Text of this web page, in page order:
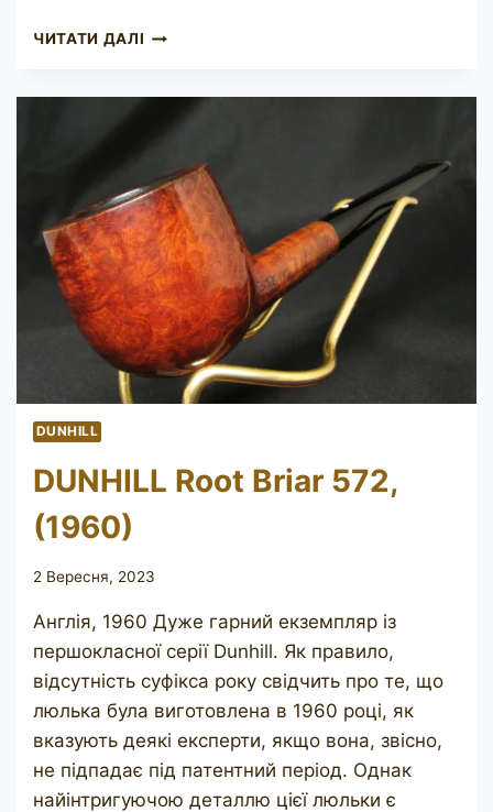
ЧИТАТИ ДАЛІ CHARATAN’S
56
DUNHILL
DUNHILL Root Briar 572,
(1960)
2 Вересня, 2023
Англія, 1960 Дуже гарний екземпляр із
першокласної серії Dunhill. Як правило,
відсутність суфікса року свідчить про те, що
люлька була виготовлена ​​в 1960 році, як
вказують деякі експерти, якщо вона, звісно,
не підпадає під патентний період. Однак
найінтригуючою деталлю цієї люльки є